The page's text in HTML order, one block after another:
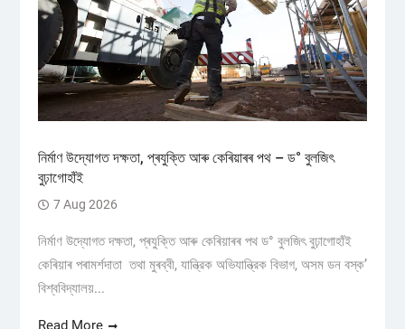
নিৰ্মাণ উদ্যোগত দক্ষতা, প্ৰযুক্তি আৰু কেৰিয়াৰৰ পথ – ড° বুলজিৎ
বুঢ়াগোহাঁই
7 Aug 2026
নিৰ্মাণ উদ্যোগত দক্ষতা, প্ৰযুক্তি আৰু কেৰিয়াৰৰ পথ ড° বুলজিৎ বুঢ়াগোহাঁই
কেৰিয়াৰ পৰামৰ্শদাতা তথা মুৰব্বী, যান্ত্রিক অভিযান্ত্রিক বিভাগ, অসম ডন বস্ক’
বিশ্ববিদ্যালয়...
Read More